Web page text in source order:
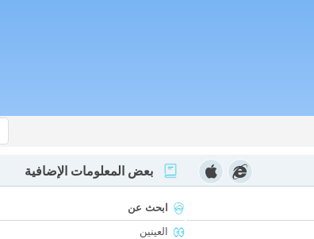
بعض المعلومات الإضافية
ابحث عن
العينين